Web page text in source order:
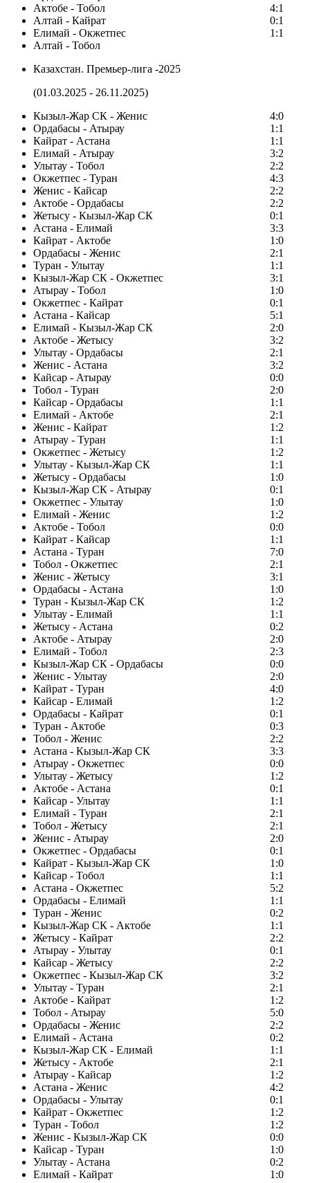
Актобе - Тобол
4:1
Алтай - Кайрат
0:1
Елимай - Окжетпес
1:1
Алтай - Тобол
Казахстан. Премьер-лига -2025
(01.03.2025 - 26.11.2025)
Кызыл-Жар СК - Женис
4:0
Ордабасы - Атырау
1:1
Кайрат - Астана
1:1
Елимай - Атырау
3:2
Улытау - Тобол
2:2
Окжетпес - Туран
4:3
Женис - Кайсар
2:2
Актобе - Ордабасы
2:2
Жетысу - Кызыл-Жар СК
0:1
Астана - Елимай
3:3
Кайрат - Актобе
1:0
Ордабасы - Женис
2:1
Туран - Улытау
1:1
Кызыл-Жар СК - Окжетпес
3:1
Атырау - Тобол
1:0
Окжетпес - Кайрат
0:1
Астана - Кайсар
5:1
Елимай - Кызыл-Жар СК
2:0
Актобе - Жетысу
3:2
Улытау - Ордабасы
2:1
Женис - Астана
3:2
Кайсар - Атырау
0:0
Тобол - Туран
2:0
Кайсар - Ордабасы
1:1
Елимай - Актобе
2:1
Женис - Кайрат
1:2
Атырау - Туран
1:1
Окжетпес - Жетысу
1:2
Улытау - Кызыл-Жар СК
1:1
Жетысу - Ордабасы
1:0
Кызыл-Жар СК - Атырау
0:1
Окжетпес - Улытау
1:0
Елимай - Женис
1:2
Актобе - Тобол
0:0
Кайрат - Кайсар
1:1
Астана - Туран
7:0
Тобол - Окжетпес
2:1
Женис - Жетысу
3:1
Ордабасы - Астана
1:0
Туран - Кызыл-Жар СК
1:2
Улытау - Елимай
1:1
Жетысу - Астана
0:2
Актобе - Атырау
2:0
Елимай - Тобол
2:3
Кызыл-Жар СК - Ордабасы
0:0
Женис - Улытау
2:0
Кайрат - Туран
4:0
Кайсар - Елимай
1:2
Ордабасы - Кайрат
0:1
Туран - Актобе
0:3
Тобол - Женис
2:2
Астана - Кызыл-Жар СК
3:3
Атырау - Окжетпес
0:0
Улытау - Жетысу
1:2
Актобе - Астана
0:1
Кайсар - Улытау
1:1
Елимай - Туран
2:1
Тобол - Жетысу
2:1
Женис - Атырау
2:0
Окжетпес - Ордабасы
0:1
Кайрат - Кызыл-Жар СК
1:0
Кайсар - Тобол
1:1
Астана - Окжетпес
5:2
Ордабасы - Елимай
1:1
Туран - Женис
0:2
Кызыл-Жар СК - Актобе
1:1
Жетысу - Кайрат
2:2
Атырау - Улытау
0:1
Кайсар - Жетысу
2:2
Окжетпес - Кызыл-Жар СК
3:2
Улытау - Туран
2:1
Актобе - Кайрат
1:2
Тобол - Атырау
5:0
Ордабасы - Женис
2:2
Елимай - Астана
0:2
Кызыл-Жар СК - Елимай
1:1
Жетысу - Актобе
2:1
Атырау - Кайсар
1:2
Астана - Женис
4:2
Ордабасы - Улытау
0:1
Кайрат - Окжетпес
1:2
Туран - Тобол
1:2
Женис - Кызыл-Жар СК
0:0
Кайсар - Туран
1:0
Улытау - Астана
0:2
Елимай - Кайрат
1:0